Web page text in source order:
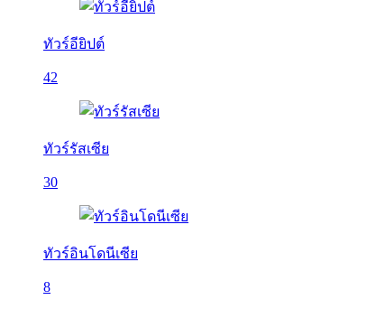
ทัวร์อียิปต์
42
ทัวร์รัสเซีย
30
ทัวร์อินโดนีเซีย
8